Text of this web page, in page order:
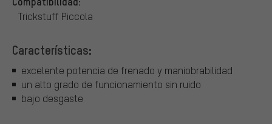
Trickstuff Piccola
Características:
excelente potencia de frenado y maniobrabilidad
un alto grado de funcionamiento sin ruido
bajo desgaste